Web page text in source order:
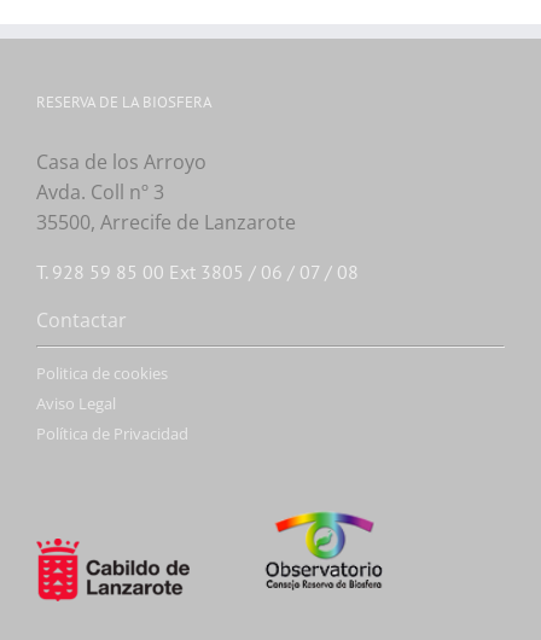
RESERVA DE LA BIOSFERA
Casa de los Arroyo
Avda. Coll nº 3
35500, Arrecife de Lanzarote
T. 928 59 85 00 Ext 3805 / 06 / 07 / 08
Contactar
Politica de cookies
Aviso Legal
Política de Privacidad